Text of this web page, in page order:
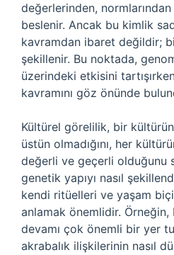
değerlerinden,
beslenir. Ancak bu kimlik
kavramdan ibaret değildir;
şekillenir. Bu noktada,
üzerindeki etkisini
kavramını göz önünde
Kültürel görelilik, bir
üstün olmadığını, her
değerli ve geçerli olduğunu
genetik yapıyı nasıl
kendi ritüelleri ve yaşam
anlamak önemlidir.
devamı çok önemli bir yer
akrabalık ilişkilerinin nasıl